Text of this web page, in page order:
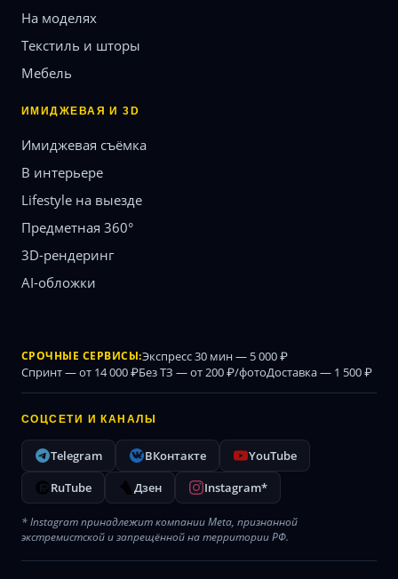
На моделях
Текстиль и шторы
Мебель
ИМИДЖЕВАЯ И 3D
Имиджевая съёмка
В интерьере
Lifestyle на выезде
Предметная 360°
3D-рендеринг
AI-обложки
СРОЧНЫЕ СЕРВИСЫ:Экспресс 30 мин — 5 000 ₽
Спринт — от 14 000 ₽Без ТЗ — от 200 ₽/фотоДоставка — 1 500 ₽
СОЦСЕТИ И КАНАЛЫ
Telegram ВКонтакте
YouTube
RuTube
Дзен Instagram*
* Instagram принадлежит компании Meta, признанной
экстремистской и запрещённой на территории РФ.